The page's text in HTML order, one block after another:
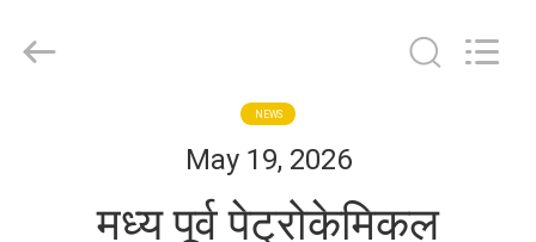
Imp.&Exp.Co.,Ltd.
NEWS
May 19, 2026
मध्य पूर्व पेट्रोकेमिकल